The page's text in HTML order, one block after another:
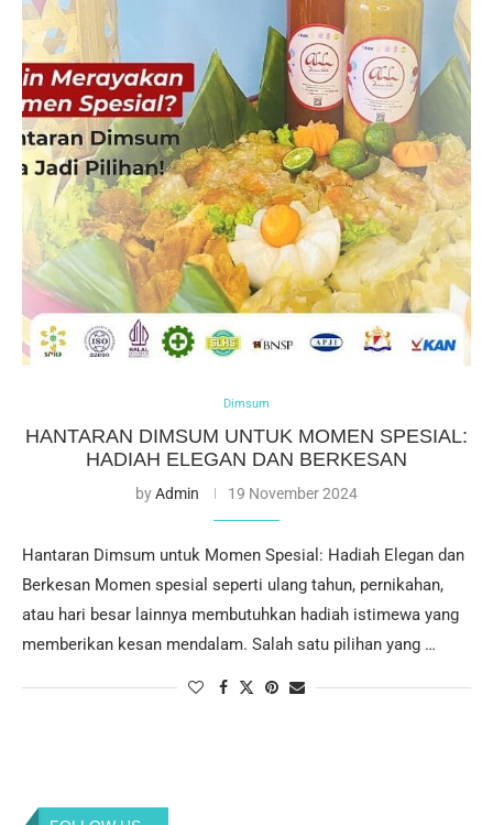
Dimsum
HANTARAN DIMSUM UNTUK MOMEN SPESIAL:
HADIAH ELEGAN DAN BERKESAN
byAdmin 19 November 2024
Hantaran Dimsum untuk Momen Spesial: Hadiah Elegan dan
Berkesan Momen spesial seperti ulang tahun, pernikahan,
atau hari besar lainnya membutuhkan hadiah istimewa yang
memberikan kesan mendalam. Salah satu pilihan yang …